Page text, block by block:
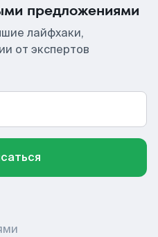
предложениями
лайфхаки,
от экспертов